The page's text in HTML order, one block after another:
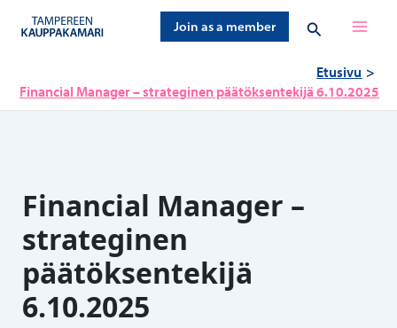
sisältöön
Join as a member Hae
Etusivu
Financial Manager – strateginen päätöksentekijä 6.10.2025
Financial Manager –
strateginen
päätöksentekijä
6.10.2025